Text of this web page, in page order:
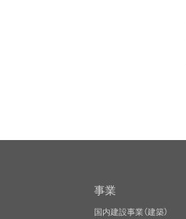
事業
国内建設事業（建築）